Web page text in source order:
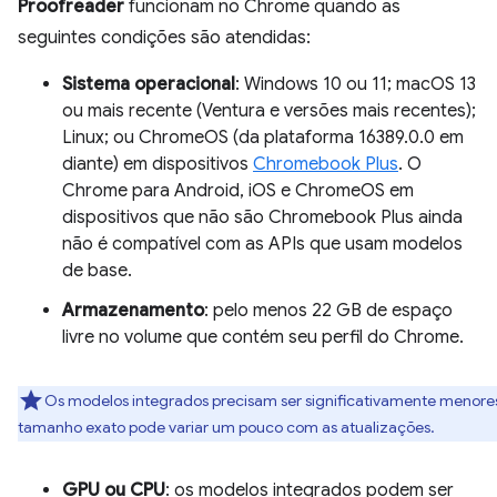
Proofreader funcionam no Chrome quando as
seguintes condições são atendidas:
Sistema operacional: Windows 10 ou 11; macOS 13
ou mais recente (Ventura e versões mais recentes);
Linux; ou ChromeOS (da plataforma 16389.0.0 em
diante) em dispositivos Chromebook Plus. O
Chrome para Android, iOS e ChromeOS em
dispositivos que não são Chromebook Plus ainda
não é compatível com as APIs que usam modelos
de base.
Armazenamento: pelo menos 22 GB de espaço
livre no volume que contém seu perfil do Chrome.
Os modelos integrados precisam ser significativamente
tamanho exato pode variar um pouco com as atualizações.
GPU ou CPU: os modelos integrados podem ser